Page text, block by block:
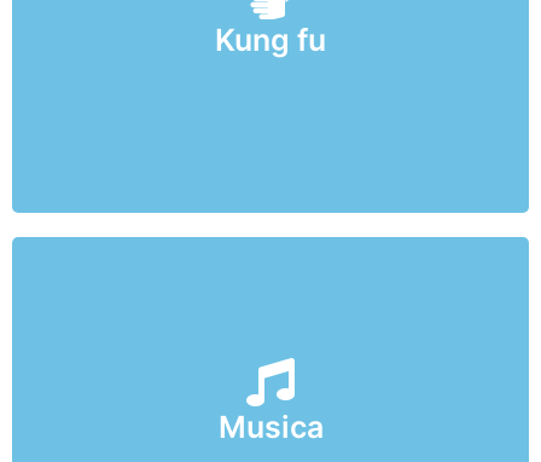
Kung fu
Corso pratico intensivo in lingua inglese sui fondamentali
dell'attacco e della difesa​
Musica
Corsi di propedeutica, pianoforte, ukulele​